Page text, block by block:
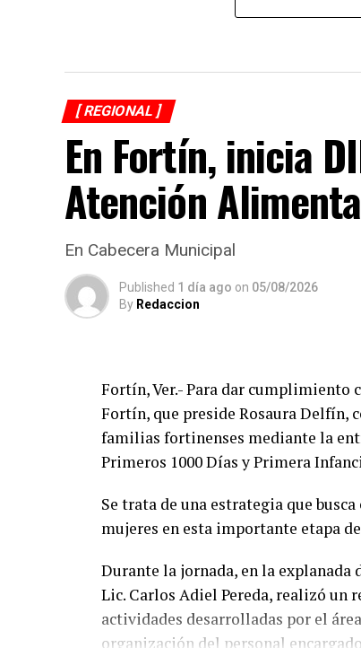
[ REGIONAL ]
En Fortín, inicia
Atención
En Cabecera Municipal
Published 1 día ago on 05/08/2026
By Redaccion
Fortín, Ver.- Para dar cumplimiento
Fortín, que preside Rosaura Delfín,
familias fortinenses mediante la
Primeros 1000 Días y Primera
Se trata de una estrategia que
mujeres en esta importante etapa
Durante la jornada, en la
Lic. Carlos Adiel Pereda, realizó un
actividades desarrolladas por el
organización del personal